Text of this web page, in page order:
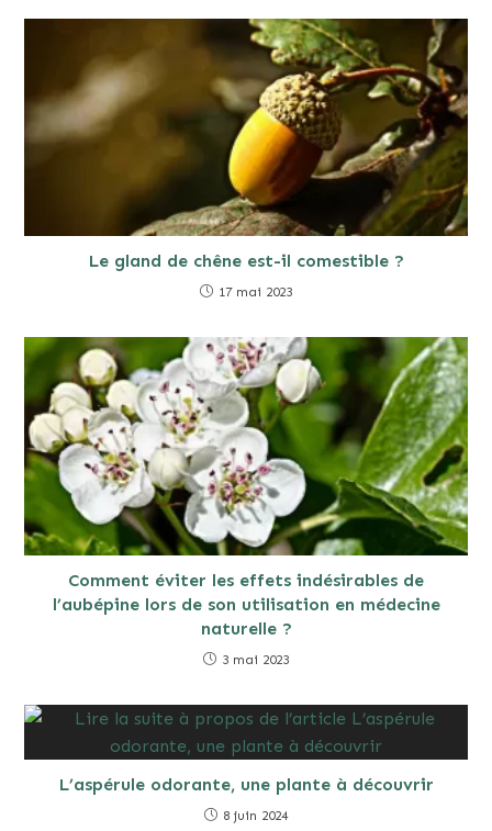
Le gland de chêne est-il comestible ?
17 mai 2023
Comment éviter les effets indésirables de
l’aubépine lors de son utilisation en médecine
naturelle ?
3 mai 2023
L’aspérule odorante, une plante à découvrir
8 juin 2024